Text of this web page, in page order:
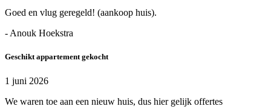
Goed en vlug geregeld! (aankoop huis).
- Anouk Hoekstra
Geschikt appartement gekocht
1 juni 2026
We waren toe aan een nieuw huis, dus hier gelijk offertes